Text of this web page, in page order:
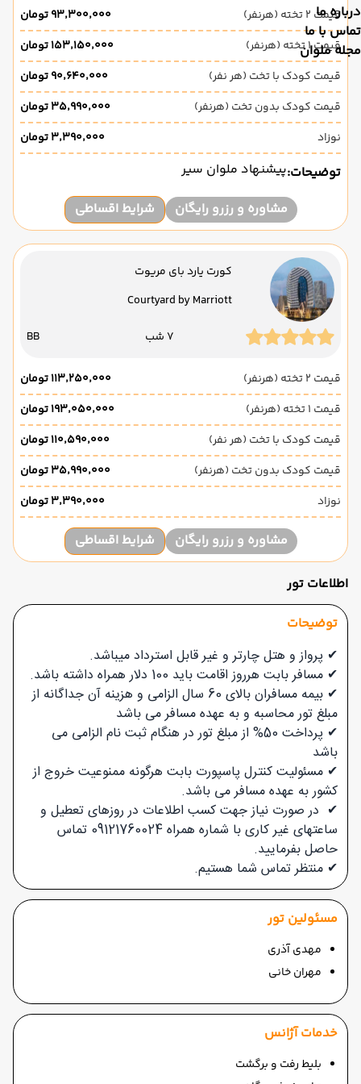
درباره ما
تماس با ما
مجله ملوان
قیمت 2 تخته (هرنفر)
۹۳٬۳۰۰٬۰۰۰ تومان
قیمت 1 تخته (هرنفر)
۱۵۳٬۱۵۰٬۰۰۰ تومان
قیمت کودک با تخت (هر نفر)
۹۰٬۶۴۰٬۰۰۰ تومان
قیمت کودک بدون تخت (هرنفر)
۳۵٬۹۹۰٬۰۰۰ تومان
نوزاد
۳٬۳۹۰٬۰۰۰ تومان
توضیحات:پیشنهاد ملوان سیر
مشاوره و رزرو رایگان
شرایط اقساطی
کورت یارد بای مریوت
Courtyard by Marriott
7 شب BB
قیمت 2 تخته (هرنفر)
۱۱۳٬۲۵۰٬۰۰۰ تومان
قیمت 1 تخته (هرنفر)
۱۹۳٬۰۵۰٬۰۰۰ تومان
قیمت کودک با تخت (هر نفر)
۱۱۰٬۵۹۰٬۰۰۰ تومان
قیمت کودک بدون تخت (هرنفر)
۳۵٬۹۹۰٬۰۰۰ تومان
نوزاد
۳٬۳۹۰٬۰۰۰ تومان
مشاوره و رزرو رایگان شرایط اقساطی
اطلاعات تور
توضیحات
✔ پرواز و هتل چارتر و غیر قابل استرداد میباشد.
✔ مسافر بابت هرروز اقامت باید 100 دلار همراه داشته باشد.
✔ بیمه مسافران بالای 60 سال الزامی و هزینه آن جداگانه از
مبلغ تور محاسبه و به عهده مسافر می باشد
✔ پرداخت 50% از مبلغ تور در هنگام ثبت نام الزامی می
باشد
✔ مسئولیت کنترل پاسپورت بابت هرگونه ممنوعیت خروج از
کشور به عهده مسافر می باشد.
✔ در صورت نیاز جهت کسب اطلاعات در روزهای تعطیل و
ساعتهای غیر کاری با شماره همراه 09121760024 تماس
حاصل بفرمایید.
✔ منتظر تماس شما هستیم.
مسئولین تور
مهدی آذری
مهران خانی
خدمات آژانس
بلیط رفت و برگشت